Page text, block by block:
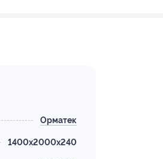
Орматек
1400x2000x240